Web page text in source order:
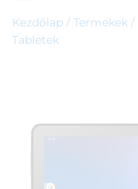
Kezdőlap / Termékek /
Tabletek